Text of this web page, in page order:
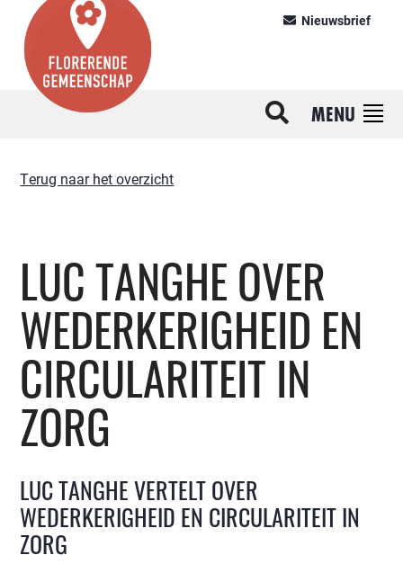
Nieuwsbrief
MENU
Terug naar het overzicht
LUC TANGHE OVER
WEDERKERIGHEID EN
CIRCULARITEIT IN
ZORG
LUC TANGHE VERTELT OVER
WEDERKERIGHEID EN CIRCULARITEIT IN
ZORG